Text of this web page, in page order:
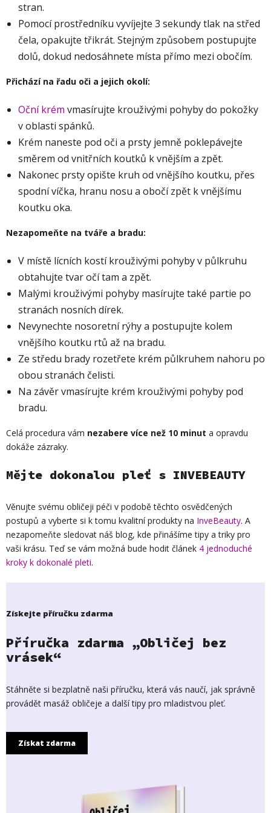
stran.
Pomocí prostředníku vyvíjejte 3 sekundy tlak na střed
čela, opakujte třikrát. Stejným způsobem postupujte
dolů, dokud nedosáhnete místa přímo mezi obočím.
Přichází na řadu oči a jejich okolí:
Oční krém vmasírujte krouživými pohyby do pokožky
v oblasti spánků.
Krém naneste pod oči a prsty jemně poklepávejte
směrem od vnitřních koutků k vnějším a zpět.
Nakonec prsty opište kruh od vnějšího koutku, přes
spodní víčka, hranu nosu a obočí zpět k vnějšímu
koutku oka.
Nezapomeňte na tváře a bradu:
V místě lícních kostí krouživými pohyby v půlkruhu
obtahujte tvar očí tam a zpět.
Malými krouživými pohyby masírujte také partie po
stranách nosních dírek.
Nevynechte nosoretní rýhy a postupujte kolem
vnějšího koutku rtů až na bradu.
Ze středu brady rozetřete krém půlkruhem nahoru po
obou stranách čelisti.
Na závěr vmasírujte krém krouživými pohyby pod
bradu.
Celá procedura vám nezabere více než 10 minut a opravdu
dokáže zázraky.
Mějte dokonalou pleť s INVEBEAUTY
Věnujte svému obličeji péči v podobě těchto osvědčených
postupů a vyberte si k tomu kvalitní produkty na InveBeauty. A
nezapomeňte sledovat náš blog, kde přinášíme tipy a triky pro
vaši krásu. Teď se vám možná bude hodit článek 4 jednoduché
kroky k dokonalé pleti.
Získejte příručku zdarma
Příručka zdarma „Obličej bez
vrásek“
Stáhněte si bezplatně naši příručku, která vás naučí, jak správně
provádět masáž obličeje a další tipy pro mladistvou pleť.
Získat zdarma